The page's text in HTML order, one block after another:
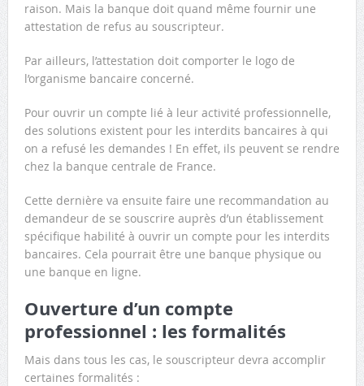
raison. Mais la banque doit quand même fournir une
attestation de refus au souscripteur.
Par ailleurs, l’attestation doit comporter le logo de
l’organisme bancaire concerné.
Pour ouvrir un compte lié à leur activité professionnelle,
des solutions existent pour les interdits bancaires à qui
on a refusé les demandes ! En effet, ils peuvent se rendre
chez la banque centrale de France.
Cette dernière va ensuite faire une recommandation au
demandeur de se souscrire auprès d’un établissement
spécifique habilité à ouvrir un compte pour les interdits
bancaires. Cela pourrait être une banque physique ou
une banque en ligne.
Ouverture d’un compte
professionnel : les formalités
Mais dans tous les cas, le souscripteur devra accomplir
certaines formalités :